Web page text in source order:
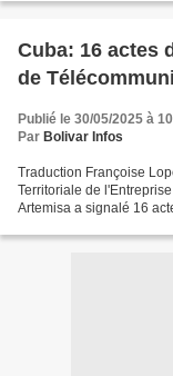
Cuba: 16 actes
de
Publié le 30/05/2025 à
Par Bolivar Infos
Traduction Françoise
Territoriale de
Artemisa a signalé 16